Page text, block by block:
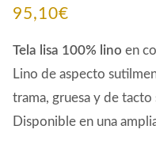
95,10€
Tela lisa 100% lino en
Lino de aspecto
trama, gruesa y de tacto
Disponible en una